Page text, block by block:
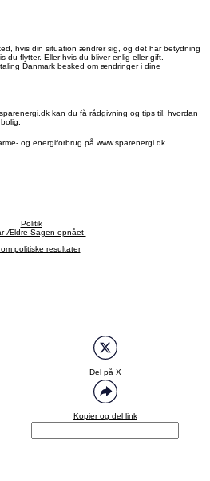
hvis din situation ændrer sig, og det har betydning
du flytter. Eller hvis du bliver enlig eller gift.
Danmark besked om ændringer i dine
kan du få rådgivning og tips til, hvordan
og energiforbrug på www.sparenergi.dk
Politik
Ældre Sagen opnået
politiske resultater
Del på X
Kopier og del link